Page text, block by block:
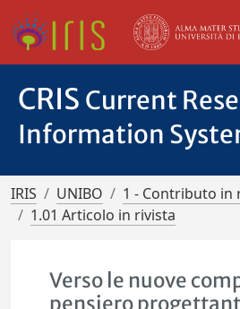
CRIS Current
Information
IRIS UNIBO
1 - Contributo in
1.01 Articolo in rivista
Verso le nuove
pensiero